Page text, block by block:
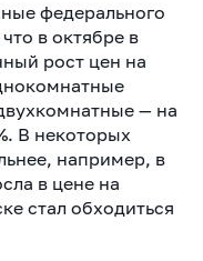
федерального
в октябре в
рост цен на
— на
В некоторых
например, в
в цене на
стал обходиться